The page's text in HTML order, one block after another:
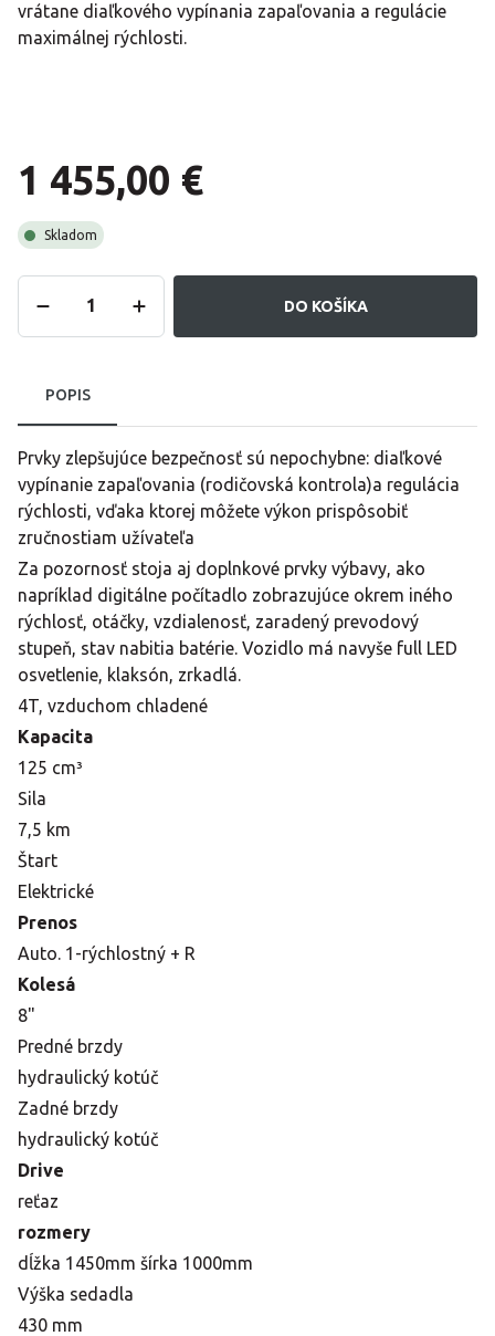
vrátane diaľkového vypínania zapaľovania a regulácie
maximálnej rýchlosti.
1 455,00 €
Skladom
DO KOŠÍKA
POPIS
Prvky zlepšujúce bezpečnosť sú nepochybne: diaľkové
vypínanie zapaľovania (rodičovská kontrola)a regulácia
rýchlosti, vďaka ktorej môžete výkon prispôsobiť
zručnostiam užívateľa
Za pozornosť stoja aj doplnkové prvky výbavy, ako
napríklad digitálne počítadlo zobrazujúce okrem iného
rýchlosť, otáčky, vzdialenosť, zaradený prevodový
stupeň, stav nabitia batérie. Vozidlo má navyše full LED
osvetlenie, klaksón, zrkadlá.
4T, vzduchom chladené
Kapacita
125 cm³
Sila
7,5 km
Štart
Elektrické
Prenos
Auto. 1-rýchlostný + R
Kolesá
8"
Predné brzdy
hydraulický kotúč
Zadné brzdy
hydraulický kotúč
Drive
reťaz
rozmery
dĺžka 1450mm šírka 1000mm
Výška sedadla
430 mm